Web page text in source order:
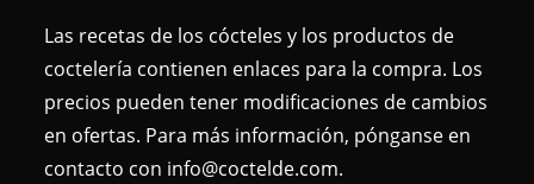
Las recetas de los cócteles y los productos de
coctelería contienen enlaces para la compra. Los
precios pueden tener modificaciones de cambios
en ofertas. Para más información, pónganse en
contacto con info@coctelde.com.